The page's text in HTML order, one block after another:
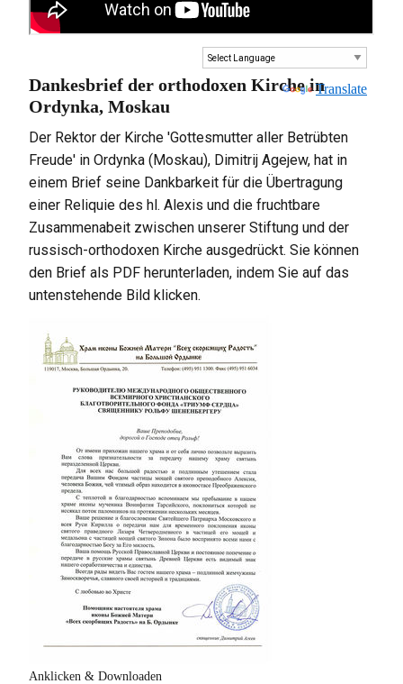
Powered by Translate
Dankesbrief der orthodoxen Kirche in
Ordynka, Moskau
Der Rektor der Kirche 'Gottesmutter aller Betrübten
Freude' in Ordynka (Moskau), Dimitrij Agejew, hat in
einem Brief seine Dankbarkeit für die Übertragung
einer Reliquie des hl. Alexis und die fruchtbare
Zusammenabeit zwischen unserer Stiftung und der
russisch-orthodoxen Kirche ausgedrückt. Sie können
den Brief als PDF herunterladen, indem Sie auf das
untenstehende Bild klicken.
Anklicken & Downloaden